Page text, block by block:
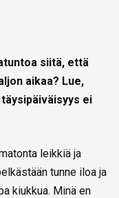
siitä, että
aikaa? Lue,
ei
leikkiä ja
tunne iloa ja
kiukkua. Minä en